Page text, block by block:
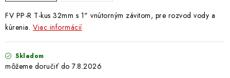
FV PP-R T-kus 32mm s 1" vnútorným závitom, pre rozvod vody a
kúrenia. Viac informácií
Skladom
7.8.2026